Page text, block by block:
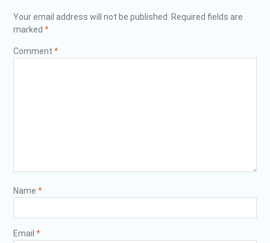
Your email address will not be published. Required fields are
marked *
Comment *
Name *
Email *